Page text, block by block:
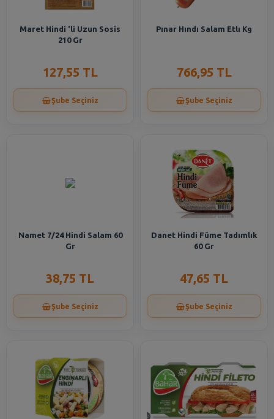
Maret Hindi 'li Uzun Sosis
210 Gr
127,55 TL
Şube Seçiniz
Pınar Hındı Salam Etlı Kg
766,95 TL
Şube Seçiniz
Namet 7/24 Hindi Salam 60
Gr
38,75 TL
Şube Seçiniz
Danet Hindi Füme Tadımlık
60 Gr
47,65 TL
Şube Seçiniz